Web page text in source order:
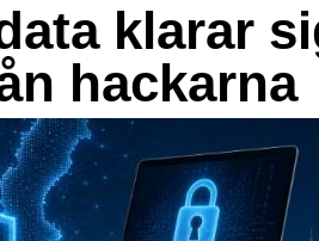
klarar
hackarna